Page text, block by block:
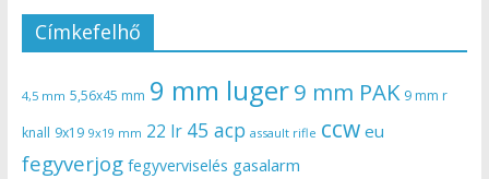
Címkefelhő
4,5 mm 5,56x45 mm 9 mm luger9 mm PAK 9 mm r
knall 9x19 9x19 mm 22 lr 45 acp assault rifle ccw eu
fegyverjog fegyverviselés gasalarm